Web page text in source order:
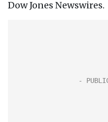
Dow Jones Newswires.